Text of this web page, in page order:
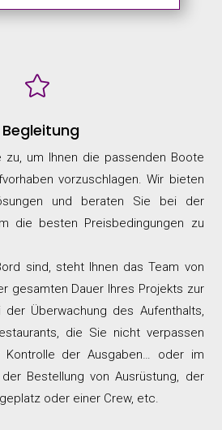

Begleitung
zu, um Ihnen die passenden Boote
vorzuschlagen. Wir bieten
und beraten Sie bei der
die besten Preisbedingungen zu
sind, steht Ihnen das Team von
gesamten Dauer Ihres Projekts zur
Überwachung des Aufenthalts,
die Sie nicht verpassen
der Ausgaben… oder im
Bestellung von Ausrüstung, der
oder einer Crew, etc.